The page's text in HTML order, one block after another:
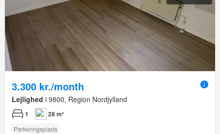
3.300 kr./month
Lejlighed i 9800, Region Nordjylland
1 28 m²
Parkeringsplads